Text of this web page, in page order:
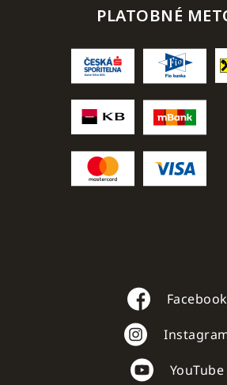
PLATOBNÉ
Facebook
YouTube